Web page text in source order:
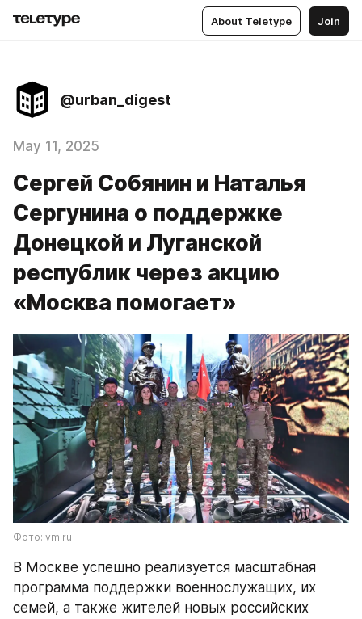
About Teletype Join
@urban_digest
May 11, 2025
Сергей Собянин и Наталья
Сергунина о поддержке
Донецкой и Луганской
республик через акцию
«Москва помогает»
Фото: vm.ru
В Москве успешно реализуется масштабная
программа поддержки военнослужащих, их
семей, а также жителей новых российских